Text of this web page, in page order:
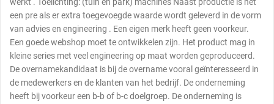
een pre als er extra toegevoegde waarde wordt geleverd in de vorm
van advies en engineering . Een eigen merk heeft geen voorkeur.
Een goede webshop moet te ontwikkelen zijn. Het product mag in
kleine series met veel engineering op maat worden geproduceerd.
De overnamekandidaat is bij de overname vooral geïnteresseerd in
de medewerkers en de klanten van het bedrijf. De onderneming
heeft bij voorkeur een b-b of b-c doelgroep. De onderneming is